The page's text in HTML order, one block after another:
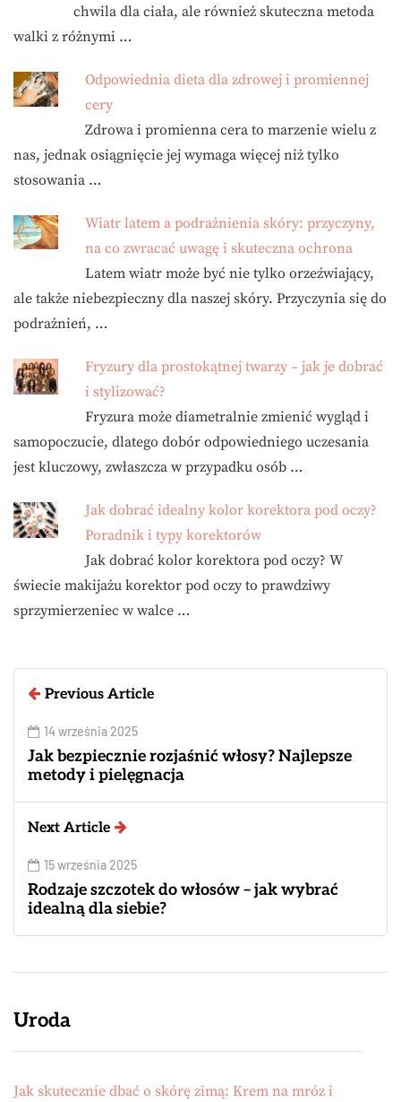
chwila dla ciała, ale również skuteczna metoda
walki z różnymi …
Odpowiednia dieta dla zdrowej i promiennej
cery
Zdrowa i promienna cera to marzenie wielu z
nas, jednak osiągnięcie jej wymaga więcej niż tylko
stosowania …
Wiatr latem a podrażnienia skóry: przyczyny,
na co zwracać uwagę i skuteczna ochrona
Latem wiatr może być nie tylko orzeźwiający,
ale także niebezpieczny dla naszej skóry. Przyczynia się do
podrażnień, …
Fryzury dla prostokątnej twarzy – jak je dobrać
i stylizować?
Fryzura może diametralnie zmienić wygląd i
samopoczucie, dlatego dobór odpowiedniego uczesania
jest kluczowy, zwłaszcza w przypadku osób …
Jak dobrać idealny kolor korektora pod oczy?
Poradnik i typy korektorów
Jak dobrać kolor korektora pod oczy? W
świecie makijażu korektor pod oczy to prawdziwy
sprzymierzeniec w walce …
Previous Article
14 września 2025
Jak bezpiecznie rozjaśnić włosy? Najlepsze
metody i pielęgnacja
Next Article
15 września 2025
Rodzaje szczotek do włosów – jak wybrać
idealną dla siebie?
Uroda
Jak skutecznie dbać o skórę zimą: Krem na mróz i